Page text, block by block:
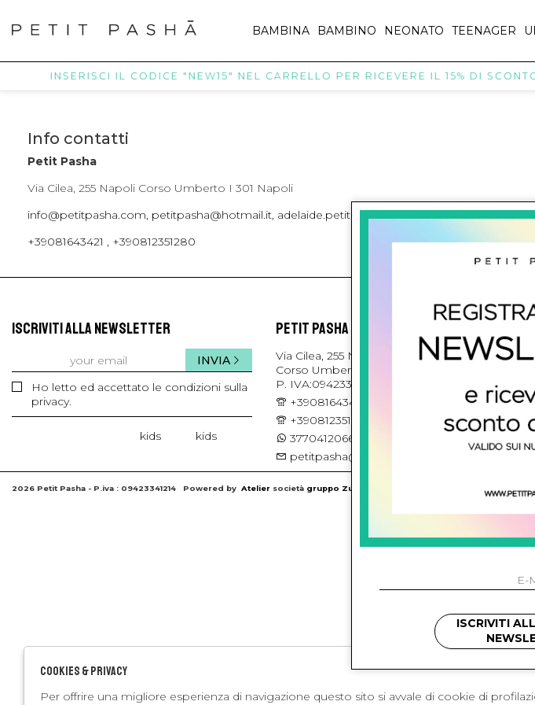
BAMBINA BAMBINO NEONATO TEENAGER
INSERISCI IL CODICE "NEW15" NEL CARRELLO PER RICEVERE IL 15% DI
Info contatti
Petit Pasha
Via Cilea, 255 Napoli Corso Umberto I 301 Napoli
info@petitpasha.com, petitpasha@hotmail.it, adelaide.petitpasha@hotmail.com
+39081643421 , +390812351280
ISCRIVITI ALLA NEWSLETTER
Ho letto ed accettato le condizioni sulla
privacy.
INVIA
kids kids
PETIT PASHA
Via Cilea, 255 Napoli
Corso Umberto I 301 Napoli - Italia
P. IVA:09423341214
+39081643421
+390812351280
3770412066 , 3397314295
petitpasha@hotmail.it
2026 Petit Pasha - P.iva : 09423341214 Powered by Atelier società gruppo Zucchetti
ISCRIVITI
Cookies & Privacy
Per offrire una migliore esperienza di navigazione questo sito si avvale di cookie di